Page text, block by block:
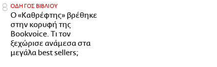
ΟΔΗΓΟΣ ΒΙΒΛΙΟΥ
Ο «Καθρέφτης» βρέθηκε
στην κορυφή της
Bookvoice. Τι τον
ξεχώρισε ανάμεσα στα
μεγάλα best sellers;